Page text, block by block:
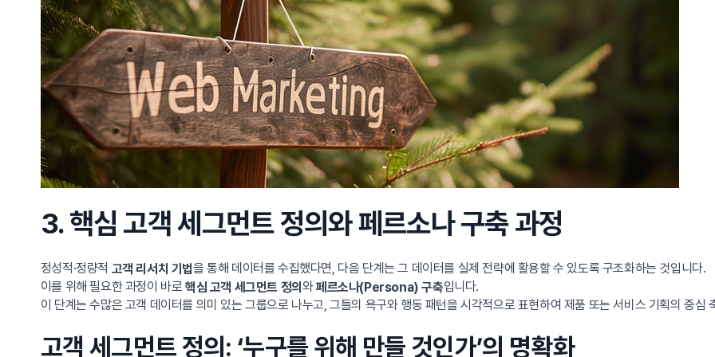
3. 핵심 고객 세그먼트 정의와 페르소나 구축 과정
정성적·정량적 고객 리서치 기법을 통해 데이터를 수집했다면, 다음 단계는 그 데이터를 실제 전략에 활용할 수 있도록 구조화하는 것입니다.
이를 위해 필요한 과정이 바로 핵심 고객 세그먼트 정의 와페르소나(Persona) 구축입니다.
이 단계는 수많은 고객 데이터를 의미 있는 그룹으로 나누고, 그들의 욕구와 행동 패턴을 시각적으로 표현하여 제품 또는 서비스 기획의 중심
고객 세그먼트 정의: ‘누구를 위해 만들 것인가’의 명확화